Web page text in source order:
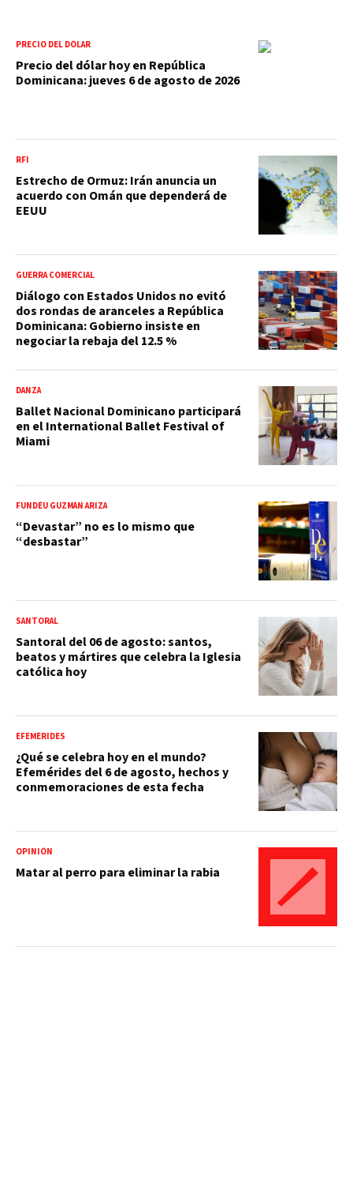
PRECIO DEL DÓLAR
Precio del dólar hoy en República
Dominicana: jueves 6 de agosto de 2026
RFI
Estrecho de Ormuz: Irán anuncia un
acuerdo con Omán que dependerá de
EEUU
GUERRA COMERCIAL
Diálogo con Estados Unidos no evitó
dos rondas de aranceles a República
Dominicana: Gobierno insiste en
negociar la rebaja del 12.5 %
DANZA
Ballet Nacional Dominicano participará
en el International Ballet Festival of
Miami
FUNDÉU GUZMÁN ARIZA
“Devastar” no es lo mismo que
“desbastar”
SANTORAL
Santoral del 06 de agosto: santos,
beatos y mártires que celebra la Iglesia
católica hoy
EFEMÉRIDES
¿Qué se celebra hoy en el mundo?
Efemérides del 6 de agosto, hechos y
conmemoraciones de esta fecha
OPINIÓN
Matar al perro para eliminar la rabia